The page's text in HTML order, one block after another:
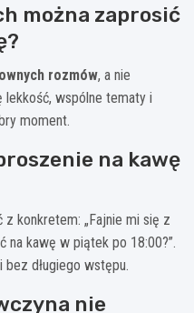
można zaprosić
rozmów, a nie
lekkość, wspólne tematy i
moment.
na kawę
konkretem: „Fajnie mi się z
kawę w piątek po 18:00?”.
długiego wstępu.
nie